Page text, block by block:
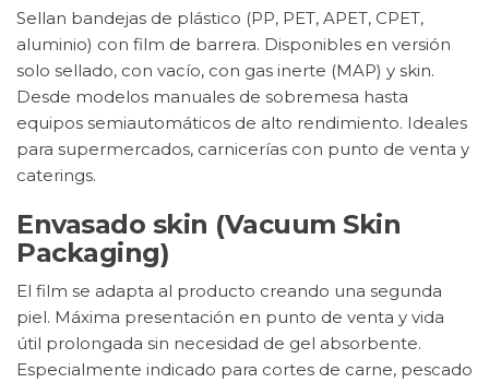
Sellan bandejas de plástico (PP, PET, APET, CPET,
aluminio) con film de barrera. Disponibles en versión
solo sellado, con vacío, con gas inerte (MAP) y skin.
Desde modelos manuales de sobremesa hasta
equipos semiautomáticos de alto rendimiento. Ideales
para supermercados, carnicerías con punto de venta y
caterings.
Envasado skin (Vacuum Skin
Packaging)
El film se adapta al producto creando una segunda
piel. Máxima presentación en punto de venta y vida
útil prolongada sin necesidad de gel absorbente.
Especialmente indicado para cortes de carne, pescado